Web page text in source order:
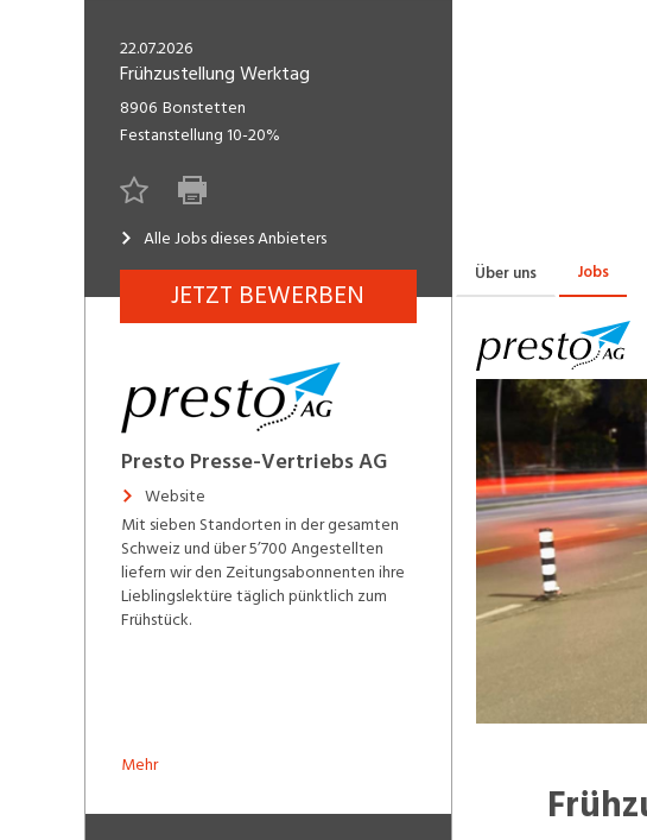
Freelance
Lehrstelle
Engineering, Technik, Architektur
Gastronomie, Hotellerie,
Tourismus, Lebensmittel
Informatik, Telekommunikation
Marketing, Kommunikation,
Medien, Druck (Fertigung)
Verkauf, Handel, Kundenberatung,
Sicherheit,
22.07.2026
Frühzustellung Werktag
8906 Bonstetten
Festanstellung 10-20%
Alle Jobs dieses Anbieters
JETZT BEWERBEN
Über uns Jobs
Presto Presse-Vertriebs AG
Website
Mit sieben Standorten in der gesamten
Schweiz und über 5’700 Angestellten
liefern wir den Zeitungsabonnenten ihre
Lieblingslektüre täglich pünktlich zum
Frühstück.
Mehr